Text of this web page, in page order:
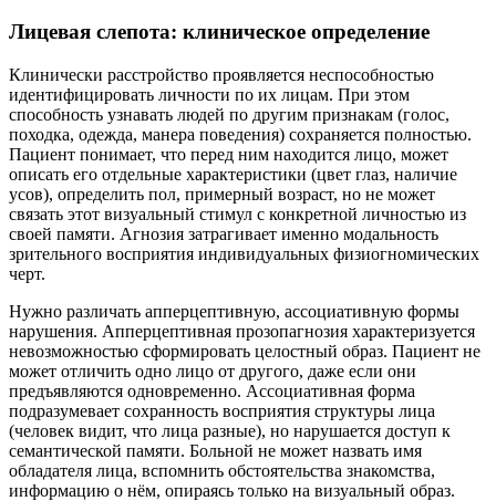
Лицевая слепота: клиническое определение
Клинически расстройство проявляется неспособностью
идентифицировать личности по их лицам. При этом
способность узнавать людей по другим признакам (голос,
походка, одежда, манера поведения) сохраняется полностью.
Пациент понимает, что перед ним находится лицо, может
описать его отдельные характеристики (цвет глаз, наличие
усов), определить пол, примерный возраст, но не может
связать этот визуальный стимул с конкретной личностью из
своей памяти. Агнозия затрагивает именно модальность
зрительного восприятия индивидуальных физиогномических
черт.
Нужно различать апперцептивную, ассоциативную формы
нарушения. Апперцептивная прозопагнозия характеризуется
невозможностью сформировать целостный образ. Пациент не
может отличить одно лицо от другого, даже если они
предъявляются одновременно. Ассоциативная форма
подразумевает сохранность восприятия структуры лица
(человек видит, что лица разные), но нарушается доступ к
семантической памяти. Больной не может назвать имя
обладателя лица, вспомнить обстоятельства знакомства,
информацию о нём, опираясь только на визуальный образ.